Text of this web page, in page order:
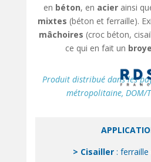
en béton, en acierainsi
mixtes (béton et ferraille).
mâchoires (croc béton,
ce qui en fait un
Produit distribué dans les
métropolitaine, DOM/
> Cisailler :